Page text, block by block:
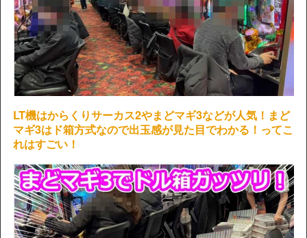
LT機はからくりサーカス2やまどマギ3などが人気！まど
マギ3はド箱方式なので出玉感が見た目でわかる！ってこ
れはすごい！